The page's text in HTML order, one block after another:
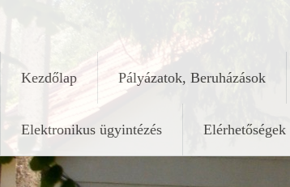
Kezdőlap Pályázatok, Beruházások
Elektronikus ügyintézés Elérhetőségek